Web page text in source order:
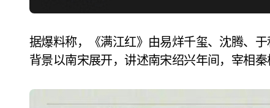
据爆料称，《满江红》由易烊千玺、沈腾、
背景以南宋展开，讲述南宋绍兴年间，宰相